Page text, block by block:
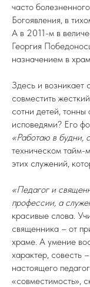
часто
Богоявления, в
А в 2011-м в
Георгия
назначением в
Здесь и возникает
совместить
сотни детей, тонны
исповедями? Его
«Работаю в будни,
техническом тайм-
этих служений,
«Педагог и
профессии, а
красивые слова.
священника – от
храме. А умение
характер, совесть
настоящего
«совместимость»,